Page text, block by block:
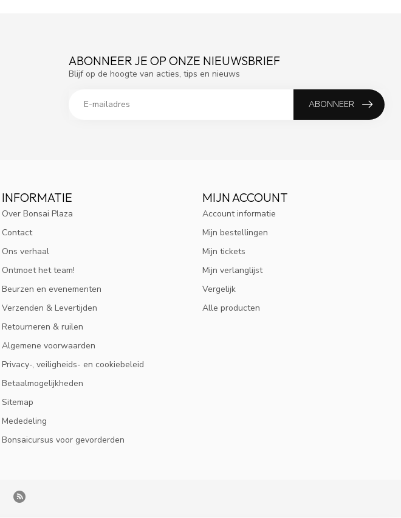
ABONNEER JE OP ONZE NIEUWSBRIEF
Blijf op de hoogte van acties, tips en nieuws
ABONNEER
INFORMATIE
Over Bonsai Plaza
Contact
Ons verhaal
Ontmoet het team!
Beurzen en evenementen
Verzenden & Levertijden
Retourneren & ruilen
Algemene voorwaarden
Privacy-, veiligheids- en cookiebeleid
Betaalmogelijkheden
Sitemap
Mededeling
Bonsaicursus voor gevorderden
MIJN ACCOUNT
Account informatie
Mijn bestellingen
Mijn tickets
Mijn verlanglijst
Vergelijk
Alle producten